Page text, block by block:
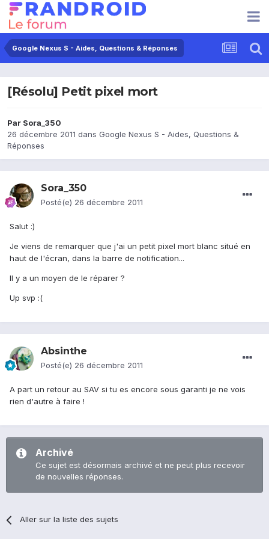
Google Nexus S - Aides, Questions & Réponses
[Résolu] Petit pixel mort
Par Sora_350
26 décembre 2011 dans Google Nexus S - Aides, Questions &
Réponses
Sora_350
Posté(e) 26 décembre 2011
Salut :)
Je viens de remarquer que j'ai un petit pixel mort blanc situé en
haut de l'écran, dans la barre de notification...
Il y a un moyen de le réparer ?
Up svp :(
Absinthe
Posté(e) 26 décembre 2011
A part un retour au SAV si tu es encore sous garanti je ne vois
rien d'autre à faire !
Archivé
Ce sujet est désormais archivé et ne peut plus recevoir
de nouvelles réponses.
Aller sur la liste des sujets